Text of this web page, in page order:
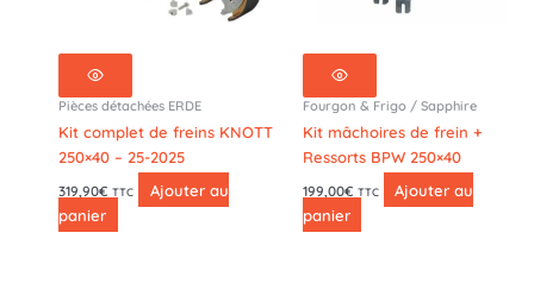
Pièces détachées ERDE
Kit complet de freins KNOTT
250×40 – 25-2025
319,90€ TTC
Ajouter au
panier
Fourgon & Frigo / Sapphire
Kit mâchoires de frein +
Ressorts BPW 250×40
199,00€ TTC
Ajouter au
panier